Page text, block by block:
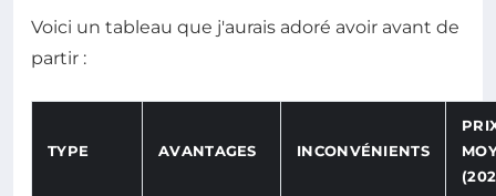
Voici un tableau que j'aurais adoré avoir avant de
partir :
TYPE AVANTAGES INCONVÉNIENTS